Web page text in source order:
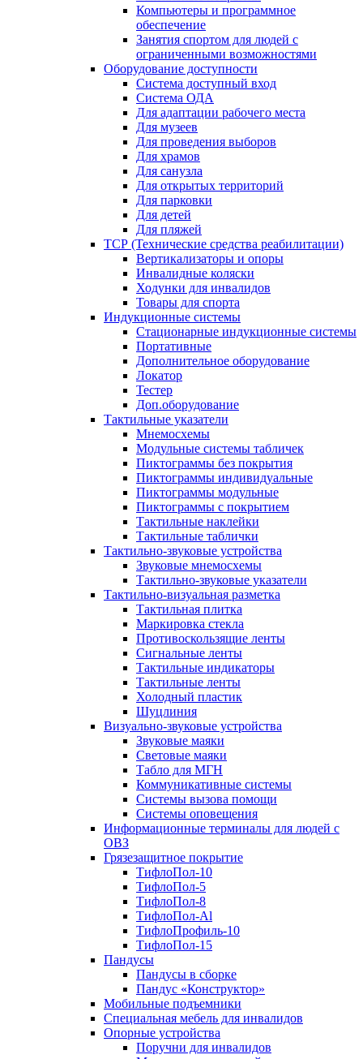
Компьютеры и программное
обеспечение
Занятия спортом для людей с
ограниченными возможностями
Оборудование доступности
Система доступный вход
Система ОДА
Для адаптации рабочего места
Для музеев
Для проведения выборов
Для храмов
Для санузла
Для открытых территорий
Для парковки
Для детей
Для пляжей
ТСР (Технические средства реабилитации)
Вертикализаторы и опоры
Инвалидные коляски
Ходунки для инвалидов
Товары для спорта
Индукционные системы
Стационарные индукционные системы
Портативные
Дополнительное оборудование
Локатор
Тестер
Доп.оборудование
Тактильные указатели
Мнемосхемы
Модульные системы табличек
Пиктограммы без покрытия
Пиктограммы индивидуальные
Пиктограммы модульные
Пиктограммы с покрытием
Тактильные наклейки
Тактильные таблички
Тактильно-звуковые устройства
Звуковые мнемосхемы
Тактильно-звуковые указатели
Тактильно-визуальная разметка
Тактильная плитка
Маркировка стекла
Противоскользящие ленты
Сигнальные ленты
Тактильные индикаторы
Тактильные ленты
Холодный пластик
Шуцлиния
Визуально-звуковые устройства
Звуковые маяки
Световые маяки
Табло для МГН
Коммуникативные системы
Системы вызова помощи
Системы оповещения
Информационные терминалы для людей с
ОВЗ
Грязезащитное покрытие
ТифлоПол-10
ТифлоПол-5
ТифлоПол-8
ТифлоПол-Al
ТифлоПрофиль-10
ТифлоПол-15
Пандусы
Пандусы в сборке
Пандус «Конструктор»
Мобильные подъемники
Специальная мебель для инвалидов
Опорные устройства
Поручни для инвалидов